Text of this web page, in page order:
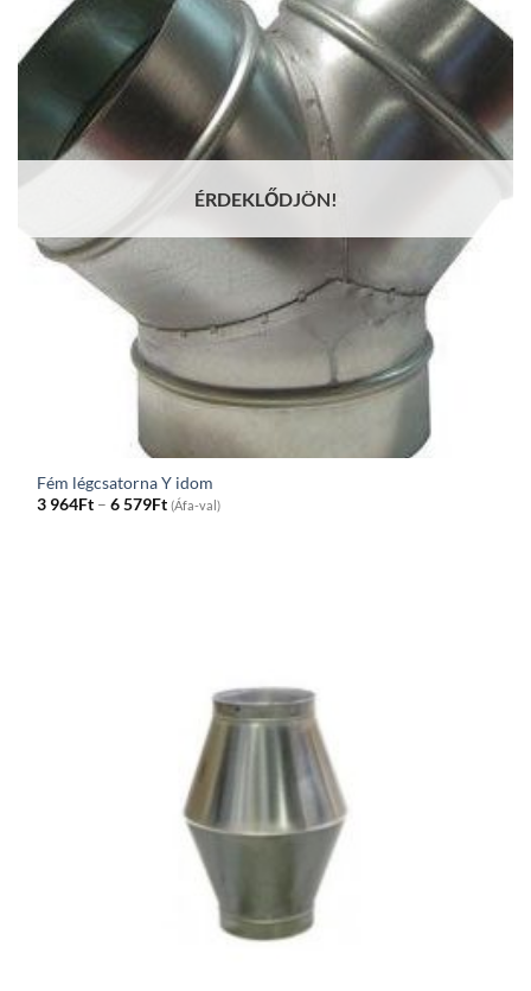
ÉRDEKLŐDJÖN!
Fém légcsatorna Y idom
3 964Ft – 6 579FtPrice
range:
(Áfa-val)